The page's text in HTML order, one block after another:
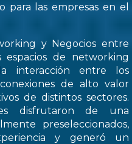
para las empresas en el
y Negocios entre
espacios de networking
interacción entre los
de alto valor
de distintos sectores.
disfrutaron de una
preseleccionados,
y generó un